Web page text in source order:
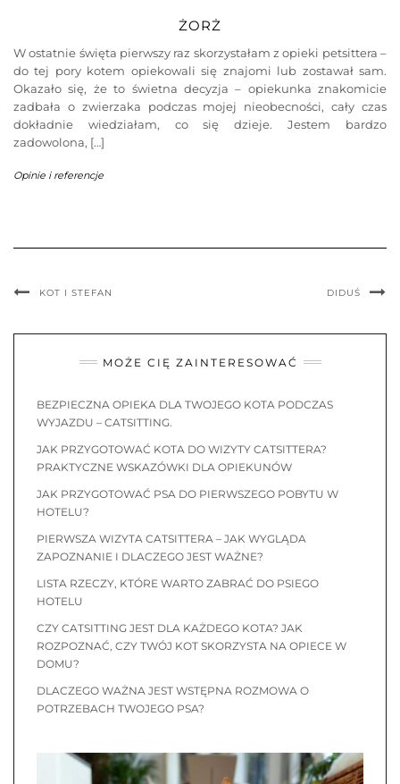
ŻORŻ
W ostatnie święta pierwszy raz skorzystałam z opieki petsittera –
do tej pory kotem opiekowali się znajomi lub zostawał sam.
Okazało się, że to świetna decyzja – opiekunka znakomicie
zadbała o zwierzaka podczas mojej nieobecności, cały czas
dokładnie wiedziałam, co się dzieje. Jestem bardzo
zadowolona, […]
Opinie i referencje
KOT I STEFAN DIDUŚ
MOŻE CIĘ ZAINTERESOWAĆ
BEZPIECZNA OPIEKA DLA TWOJEGO KOTA PODCZAS
WYJAZDU – CATSITTING.
JAK PRZYGOTOWAĆ KOTA DO WIZYTY CATSITTERA?
PRAKTYCZNE WSKAZÓWKI DLA OPIEKUNÓW
JAK PRZYGOTOWAĆ PSA DO PIERWSZEGO POBYTU W
HOTELU?
PIERWSZA WIZYTA CATSITTERA – JAK WYGLĄDA
ZAPOZNANIE I DLACZEGO JEST WAŻNE?
LISTA RZECZY, KTÓRE WARTO ZABRAĆ DO PSIEGO
HOTELU
CZY CATSITTING JEST DLA KAŻDEGO KOTA? JAK
ROZPOZNAĆ, CZY TWÓJ KOT SKORZYSTA NA OPIECE W
DOMU?
DLACZEGO WAŻNA JEST WSTĘPNA ROZMOWA O
POTRZEBACH TWOJEGO PSA?